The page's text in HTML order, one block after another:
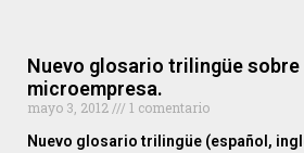
Nuevo glosario trilingüe
microempresa.
mayo 3, 2012
1 comentario
Nuevo glosario trilingüe (español,